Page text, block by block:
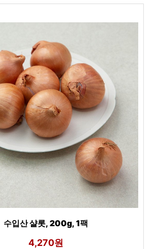
수입산 샬롯, 200g, 1팩
4,270원